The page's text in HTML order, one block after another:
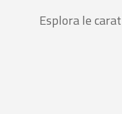
Esplora le